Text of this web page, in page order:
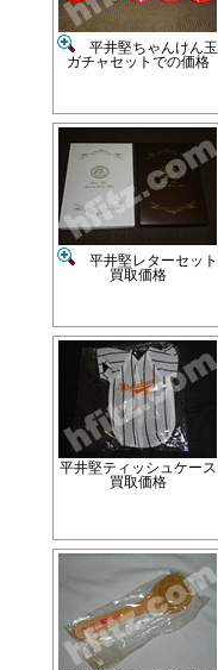
平井堅ちゃんけん玉
ガチャセットでの価格
平井堅レターセット
買取価格
平井堅ティッシュケース
買取価格